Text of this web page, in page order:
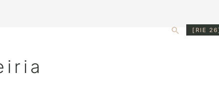
Search
[RIE